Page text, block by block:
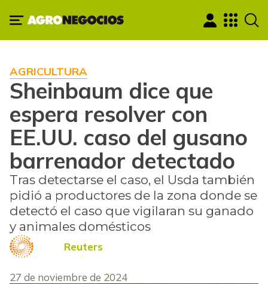
AGRICULTURA
Sheinbaum dice que
espera resolver con
EE.UU. caso del gusano
barrenador detectado
Tras detectarse el caso, el Usda también
pidió a productores de la zona donde se
detectó el caso que vigilaran su ganado
y animales domésticos
Reuters
27 de noviembre de 2024